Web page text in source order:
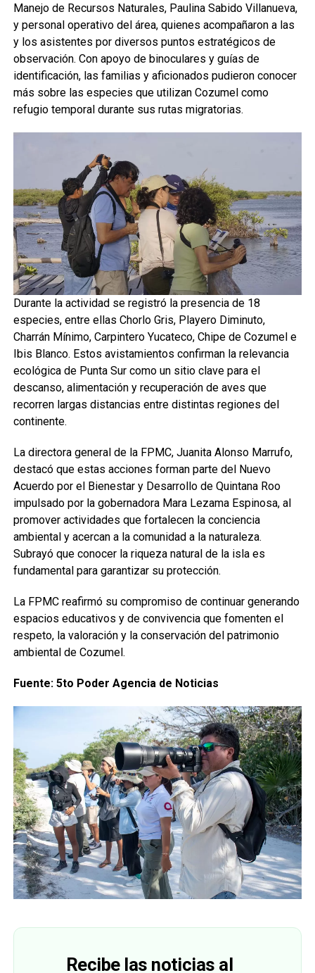
Manejo de Recursos Naturales, Paulina Sabido Villanueva,
y personal operativo del área, quienes acompañaron a las
y los asistentes por diversos puntos estratégicos de
observación. Con apoyo de binoculares y guías de
identificación, las familias y aficionados pudieron conocer
más sobre las especies que utilizan Cozumel como
refugio temporal durante sus rutas migratorias.
Durante la actividad se registró la presencia de 18
especies, entre ellas Chorlo Gris, Playero Diminuto,
Charrán Mínimo, Carpintero Yucateco, Chipe de Cozumel e
Ibis Blanco. Estos avistamientos confirman la relevancia
ecológica de Punta Sur como un sitio clave para el
descanso, alimentación y recuperación de aves que
recorren largas distancias entre distintas regiones del
continente.
La directora general de la FPMC, Juanita Alonso Marrufo,
destacó que estas acciones forman parte del Nuevo
Acuerdo por el Bienestar y Desarrollo de Quintana Roo
impulsado por la gobernadora Mara Lezama Espinosa, al
promover actividades que fortalecen la conciencia
ambiental y acercan a la comunidad a la naturaleza.
Subrayó que conocer la riqueza natural de la isla es
fundamental para garantizar su protección.
La FPMC reafirmó su compromiso de continuar generando
espacios educativos y de convivencia que fomenten el
respeto, la valoración y la conservación del patrimonio
ambiental de Cozumel.
Fuente: 5to Poder Agencia de Noticias
Recibe las noticias al